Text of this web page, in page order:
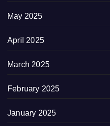
May 2025
April 2025
March 2025
February 2025
January 2025